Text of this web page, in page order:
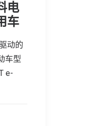
电
车
动的
车型
e-